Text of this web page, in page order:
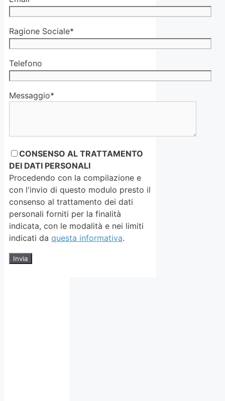
Ragione Sociale*
Telefono
Messaggio*
CONSENSO AL TRATTAMENTO
DEI DATI PERSONALI
Procedendo con la compilazione e
con l'invio di questo modulo presto il
consenso al trattamento dei dati
personali forniti per la finalità
indicata, con le modalità e nei limiti
indicati da questa informativa.